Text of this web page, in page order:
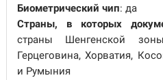
Биометрический чип: да
Страны, в которых
страны Шенгенской
Герцеговина, Хорватия,
и Румыния